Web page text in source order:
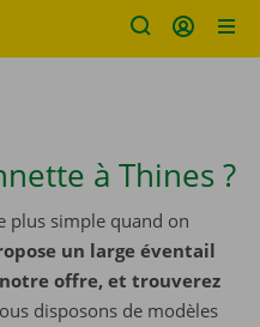
à Thines ?
plus simple quand on
un large éventail
offre, et trouverez
disposons de modèles